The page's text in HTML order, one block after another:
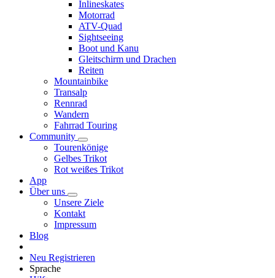
Inlineskates
Motorrad
ATV-Quad
Sightseeing
Boot und Kanu
Gleitschirm und Drachen
Reiten
Mountainbike
Transalp
Rennrad
Wandern
Fahrrad Touring
Community
Tourenkönige
Gelbes Trikot
Rot weißes Trikot
App
Über uns
Unsere Ziele
Kontakt
Impressum
Blog
Neu Registrieren
Sprache